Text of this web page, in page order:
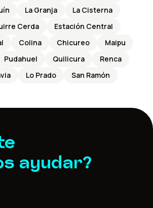
La Granja
La Cisterna
Cerda
Estación Central
Colina Chicureo
Maipu
Pudahuel Quilicura
Renca
Lo Prado San Ramón
ayudar?